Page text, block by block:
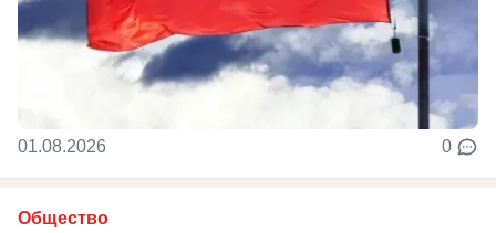
01.08.2026 0
Общество